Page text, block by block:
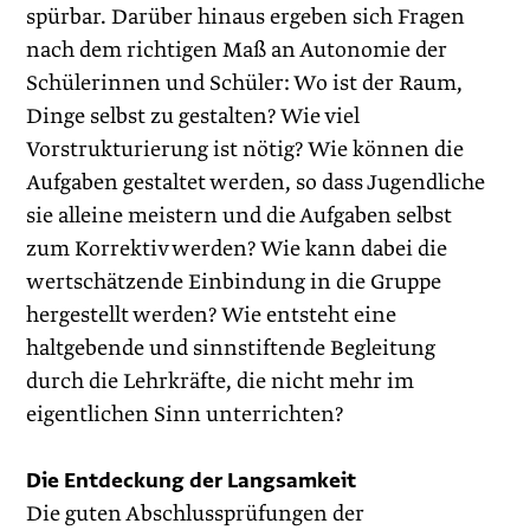
spürbar. Darüber hinaus ergeben sich Fragen
nach dem richtigen Maß an Autonomie der
Schülerinnen und Schüler: Wo ist der Raum,
Dinge selbst zu gestalten? Wie viel
Vorstrukturierung ist nötig? Wie können die
Aufgaben gestaltet werden, so dass Jugendliche
sie alleine meistern und die Aufgaben selbst
zum Korrektiv werden? Wie kann dabei die
wertschätzende Einbindung in die Gruppe
hergestellt werden? Wie entsteht eine
haltgebende und sinnstiftende Begleitung
durch die Lehrkräfte, die nicht mehr im
eigentlichen Sinn unterrichten?
Die Entdeckung der Langsamkeit
Die guten Abschlussprüfungen der